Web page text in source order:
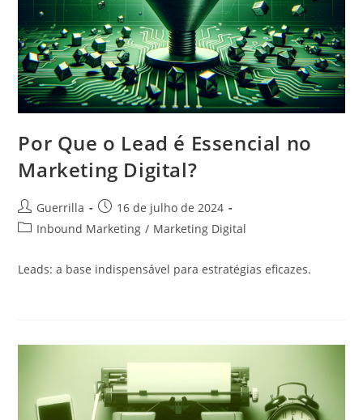
Por Que o Lead é Essencial no
Marketing Digital?
Autor
do
Guerrilla
Post
publicado:
16 de julho de 2024
Categoria
post:
Inbound Marketing / Marketing Digital
Leads: a base indispensável para estratégias eficazes.